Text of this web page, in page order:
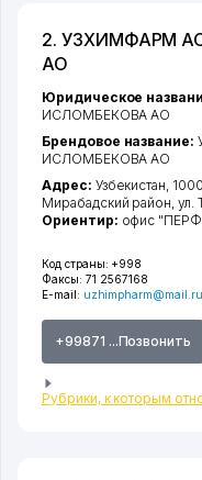
2. УЗХИМФАРМ
АО
Код страны: +998
Факсы: 71 2567168
E-mail: uzhimpharm@mail.ru
+99871 ...Позвонить
Рубрики, к которым
Юридическое
ИСЛОМБЕКОВА АО
Брендовое название:
ИСЛОМБЕКОВА АО
Адрес: Узбекистан,
Мирабадский район,ул.
Ориентир: офис